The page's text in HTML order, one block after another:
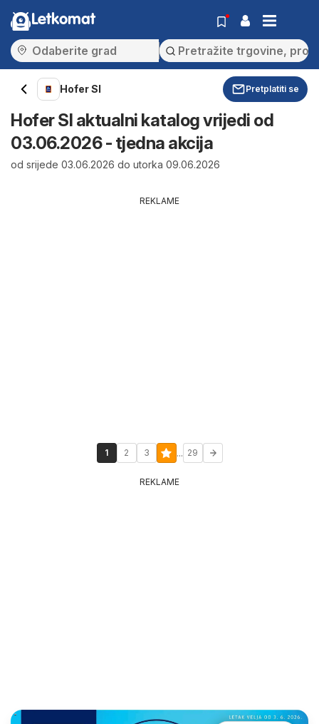
Letkomat
Hofer SI Pretplatiti se
Hofer SI aktualni katalog vrijedi od
03.06.2026 - tjedna akcija
od srijede 03.06.2026 do utorka 09.06.2026
REKLAME
1 2 3 ... 29
REKLAME